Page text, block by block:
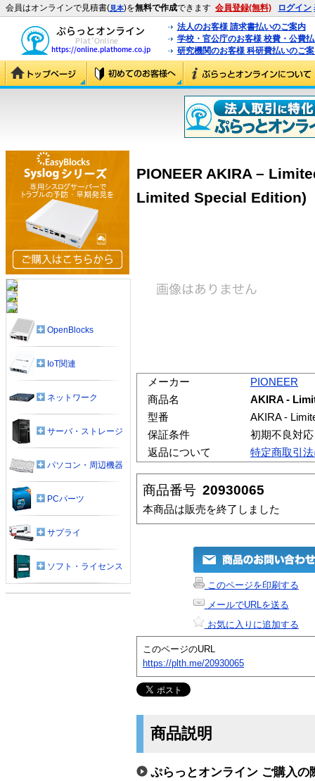
会員はオンラインで見積書(見本)を無料で作成できます 会員登録(無料) ログイン
法人のお客様 請求書払いのご案内
学校・官公庁のお客様 校費・公費
研究機関のお客様 科研費払いのご
PIONEER AKIRA –
Limited Special Edition)
メーカー
PIONEER
商品名
AKIRA -
型番
AKIRA -
保証条件
初期不良対
返品について
特定商取引
商品番号 20930065
本商品は販売を終了しました
このページを印刷する
メールでURLを送る
お気に入りに追加する
このページのURL
https://plth.me/20930065
商品説明
ぷらっとオンライン ご購入の
OpenBlocks
IoT関連
ネットワーク
サーバ・ストレージ
パソコン・周辺機器
PCパーツ
サプライ
ソフト・ライセンス